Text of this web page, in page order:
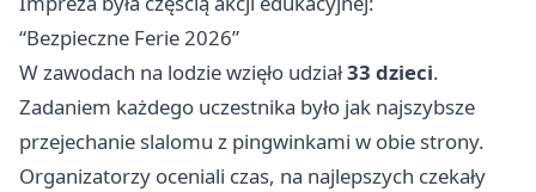
“Bezpieczne Ferie 2026”
W zawodach na lodzie wzięło udział33 dzieci.
Zadaniem każdego uczestnika było jak najszybsze
przejechanie slalomu z pingwinkami w obie strony.
Organizatorzy oceniali czas, na najlepszych czekały